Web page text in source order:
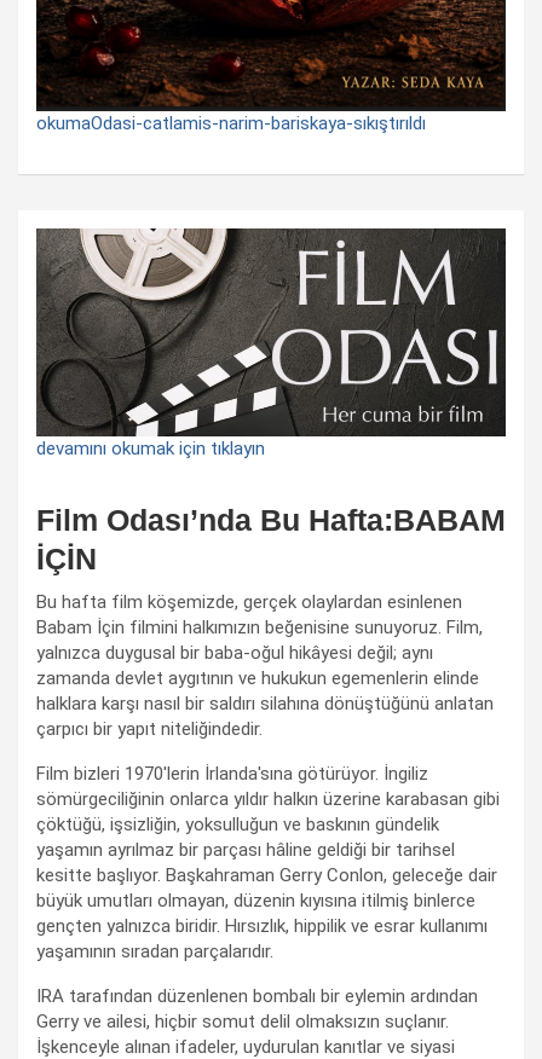
okumaOdasi-catlamis-narim-bariskaya-sıkıştırıldı
devamını okumak için tıklayın
Film Odası’nda Bu Hafta:BABAM
İÇİN
Bu hafta film köşemizde, gerçek olaylardan esinlenen
Babam İçin filmini halkımızın beğenisine sunuyoruz. Film,
yalnızca duygusal bir baba-oğul hikâyesi değil; aynı
zamanda devlet aygıtının ve hukukun egemenlerin elinde
halklara karşı nasıl bir saldırı silahına dönüştüğünü anlatan
çarpıcı bir yapıt niteliğindedir.
Film bizleri 1970'lerin İrlanda'sına götürüyor. İngiliz
sömürgeciliğinin onlarca yıldır halkın üzerine karabasan gibi
çöktüğü, işsizliğin, yoksulluğun ve baskının gündelik
yaşamın ayrılmaz bir parçası hâline geldiği bir tarihsel
kesitte başlıyor. Başkahraman Gerry Conlon, geleceğe dair
büyük umutları olmayan, düzenin kıyısına itilmiş binlerce
gençten yalnızca biridir. Hırsızlık, hippilik ve esrar kullanımı
yaşamının sıradan parçalarıdır.
IRA tarafından düzenlenen bombalı bir eylemin ardından
Gerry ve ailesi, hiçbir somut delil olmaksızın suçlanır.
İşkenceyle alınan ifadeler, uydurulan kanıtlar ve siyasi